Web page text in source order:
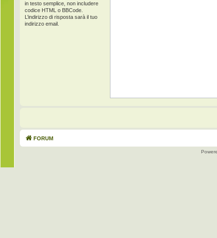
in testo semplice, non includere
codice HTML o BBCode.
L’indirizzo di risposta sarà il tuo
indirizzo email.
FORUM